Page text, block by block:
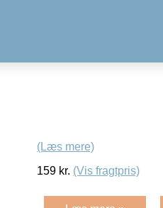
(Læs mere)
159 kr. (Vis fragtpris)